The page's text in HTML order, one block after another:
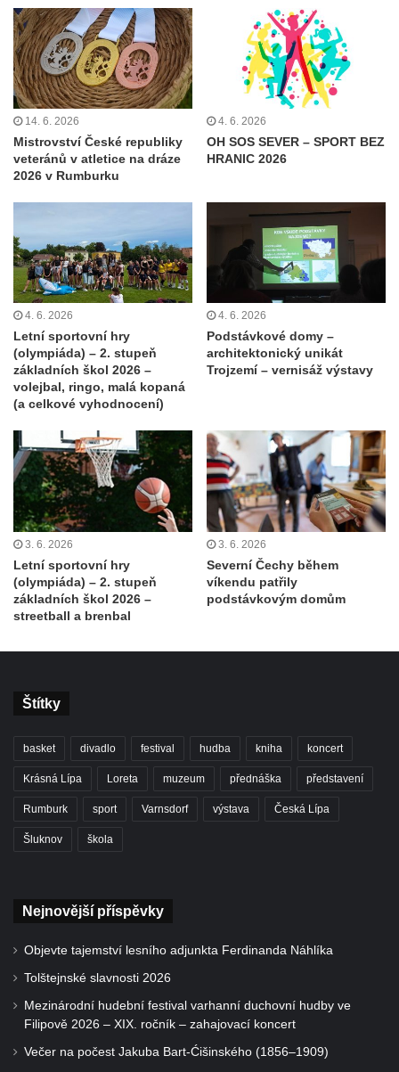
14. 6. 2026
Mistrovství České republiky
veteránů v atletice na dráze
2026 v Rumburku
4. 6. 2026
OH SOS SEVER – SPORT BEZ
HRANIC 2026
4. 6. 2026
Letní sportovní hry
(olympiáda) – 2. stupeň
základních škol 2026 –
volejbal, ringo, malá kopaná
(a celkové vyhodnocení)
4. 6. 2026
Podstávkové domy –
architektonický unikát
Trojzemí – vernisáž výstavy
3. 6. 2026
Letní sportovní hry
(olympiáda) – 2. stupeň
základních škol 2026 –
streetball a brenbal
3. 6. 2026
Severní Čechy během
víkendu patřily
podstávkovým domům
Štítky
basket divadlo festival hudba kniha koncert
Krásná Lípa Loreta muzeum přednáška představení
Rumburk sport Varnsdorf výstava Česká Lípa
Šluknov škola
Nejnovější příspěvky
Objevte tajemství lesního adjunkta Ferdinanda Náhlíka
Tolštejnské slavnosti 2026
Mezinárodní hudební festival varhanní duchovní hudby ve
Filipově 2026 – XIX. ročník – zahajovací koncert
Večer na počest Jakuba Bart-Ćišinského (1856–1909)